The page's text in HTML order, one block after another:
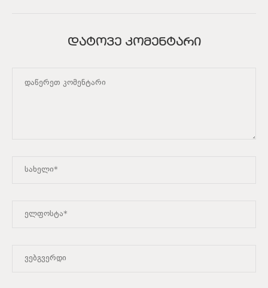
ᲓᲐᲢᲝᲕᲔ ᲙᲝᲛᲔᲜᲢᲐᲠᲘ